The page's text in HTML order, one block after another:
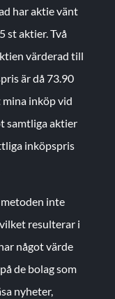
har aktie vänt
st aktier.Två
värderad till
är då 73.90
inköp vid
samtliga aktier
inköpspris
inte
resulterar i
något värde
de bolag som
nyheter,